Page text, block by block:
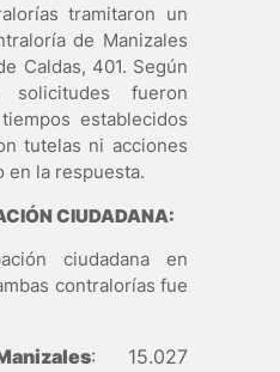
tramitaron un
de Manizales
Caldas, 401. Según
fueron
establecidos
tutelas ni acciones
en la respuesta.
CIUDADANA:
ciudadana en
contralorías fue
: 15.027